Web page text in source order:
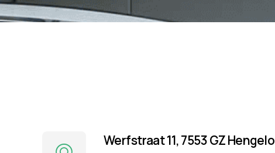
Werfstraat 11, 7553 GZ Hengelo